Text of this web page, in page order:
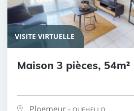
VISITE VIRTUELLE
Maison 3 pièces, 54m²